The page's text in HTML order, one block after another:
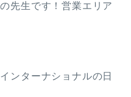
先生です！営業エリア
ンターナショナルの日